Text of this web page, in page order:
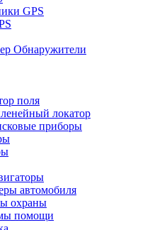
GPS
Обнаружители
поля
локатор
приборы
автомобиля
охраны
помощи